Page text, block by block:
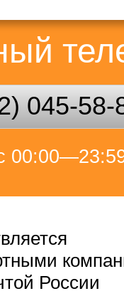
045-58-
России